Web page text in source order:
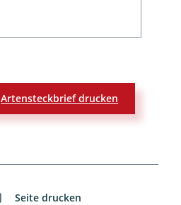
Artensteckbrief drucken
Seite drucken